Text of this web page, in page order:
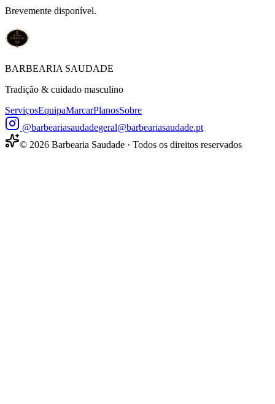
Brevemente disponível.
BARBEARIA SAUDADE
Tradição & cuidado masculino
ServiçosEquipaMarcarPlanosSobre
@barbeariasaudadegeral@barbeariasaudade.pt
© 2026 Barbearia Saudade · Todos os direitos reservados